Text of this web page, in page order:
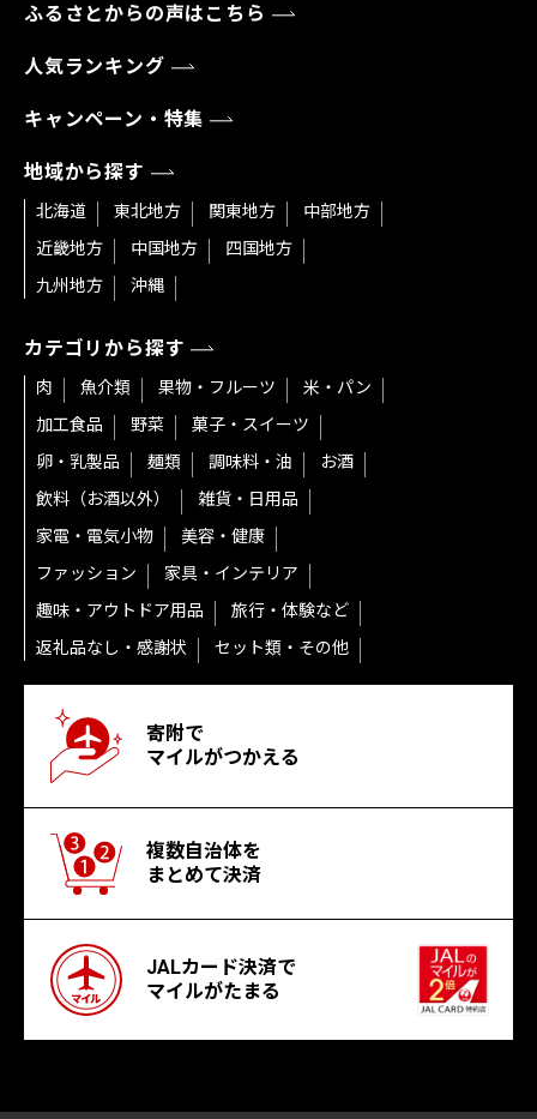
ふるさとからの声はこちら
人気ランキング
キャンペーン・特集
地域から探す
北海道 東北地方 関東地方
中部地方
近畿地方
中国地方
四国地方
九州地方
沖縄
カテゴリから探す
肉 魚介類 果物・フルーツ
米・パン
加工食品
野菜
菓子・スイーツ
卵・乳製品
麺類 調味料・油
お酒
飲料（お酒以外）
雑貨・日用品
家電・電気小物
美容・健康
ファッション
家具・インテリア
趣味・アウトドア用品
旅行・体験など
返礼品なし・感謝状
セット類・その他
寄附で
マイルがつかえる
複数自治体を
まとめて決済
JALカード決済で
マイルがたまる